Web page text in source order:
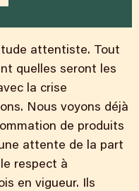
attentiste. Tout
quelles seront les
la crise
Nous voyons déjà
de produits
attente de la part
respect à
en vigueur. Ils